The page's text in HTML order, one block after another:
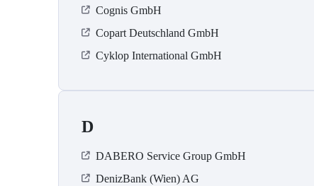
Cognis GmbH
Copart Deutschland GmbH
Cyklop International GmbH
D
DABERO Service Group GmbH
DenizBank (Wien) AG